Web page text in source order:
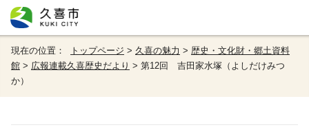
現在の位置： トップページ > 久喜の魅力 > 歴史・文化財・郷土資料
館 > 広報連載久喜歴史だより > 第12回 吉田家水塚（よしだけみつ
か）